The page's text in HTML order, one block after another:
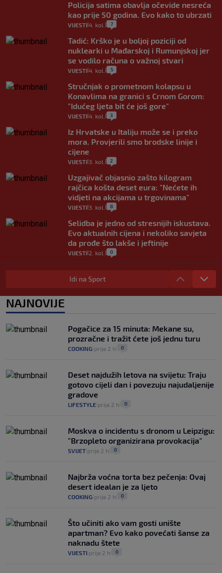
Policija satima obavlja očevide nesreća
kao prije 50 godina. Evo kako to ubrzati
VIJESTI 4. kol. 7
Tadić: Krško je u boljoj poziciji od
nuklearki u Mađarskoj i Rumunjskoj jer
se vodilo računa o važnoj stvari
VIJESTI 4. kol. 5
Stručnjak o prometnom kolapsu u
Konavlima na granici s Crnom Gorom:
"Idućeg ljeta bit će još gore"
VIJESTI 4. kol. 3
Iz Hrvatske u Italiju može se i preko
mora. Provjerili smo brodske linije i
cijene
VIJESTI 3. kol. 2
Uzgajivač objasnio zašto kilogram
rajčica košta deset eura: "Nećete ih
vidjeti na akcijama u trgovinama"
VIJESTI 3. kol. 8
Selidba je jedno od stresnijih iskustava.
Evo aktualnih cijena i nekoliko savjeta
da prođe što lakše i jeftinije
VIJESTI 2. kol. 0
Izračunali smo koliko košta putovanje
automobilom na Hvar iz Zagreba, a
VIJESTI 2. kol. 14
zdravstvenu iskaznicu". Kakva su prava
pacijenata izvan mjesta prebivališta?
VIJESTI 1. kol.
Idi na Sport
NAJNOVIJE
Pogačice za 15 minuta: Mekane su,
prozračne i tražit ćete još jednu turu
COOKING prije 2 h 0
Deset najdužih letova na svijetu: Traju
gotovo cijeli dan i povezuju najudaljenije
gradove
LIFESTYLE prije 2 h 0
Moskva o incidentu s dronom u Leipzigu:
"Brzopleto organizirana provokacija"
SVIJET prije 2 h 0
Najbrža voćna torta bez pečenja: Ovaj
desert idealan je za ljeto
COOKING prije 2 h 0
Što učiniti ako vam gosti unište
apartman? Evo kako povećati šanse za
naknadu štete
VIJESTI prije 2 h 0